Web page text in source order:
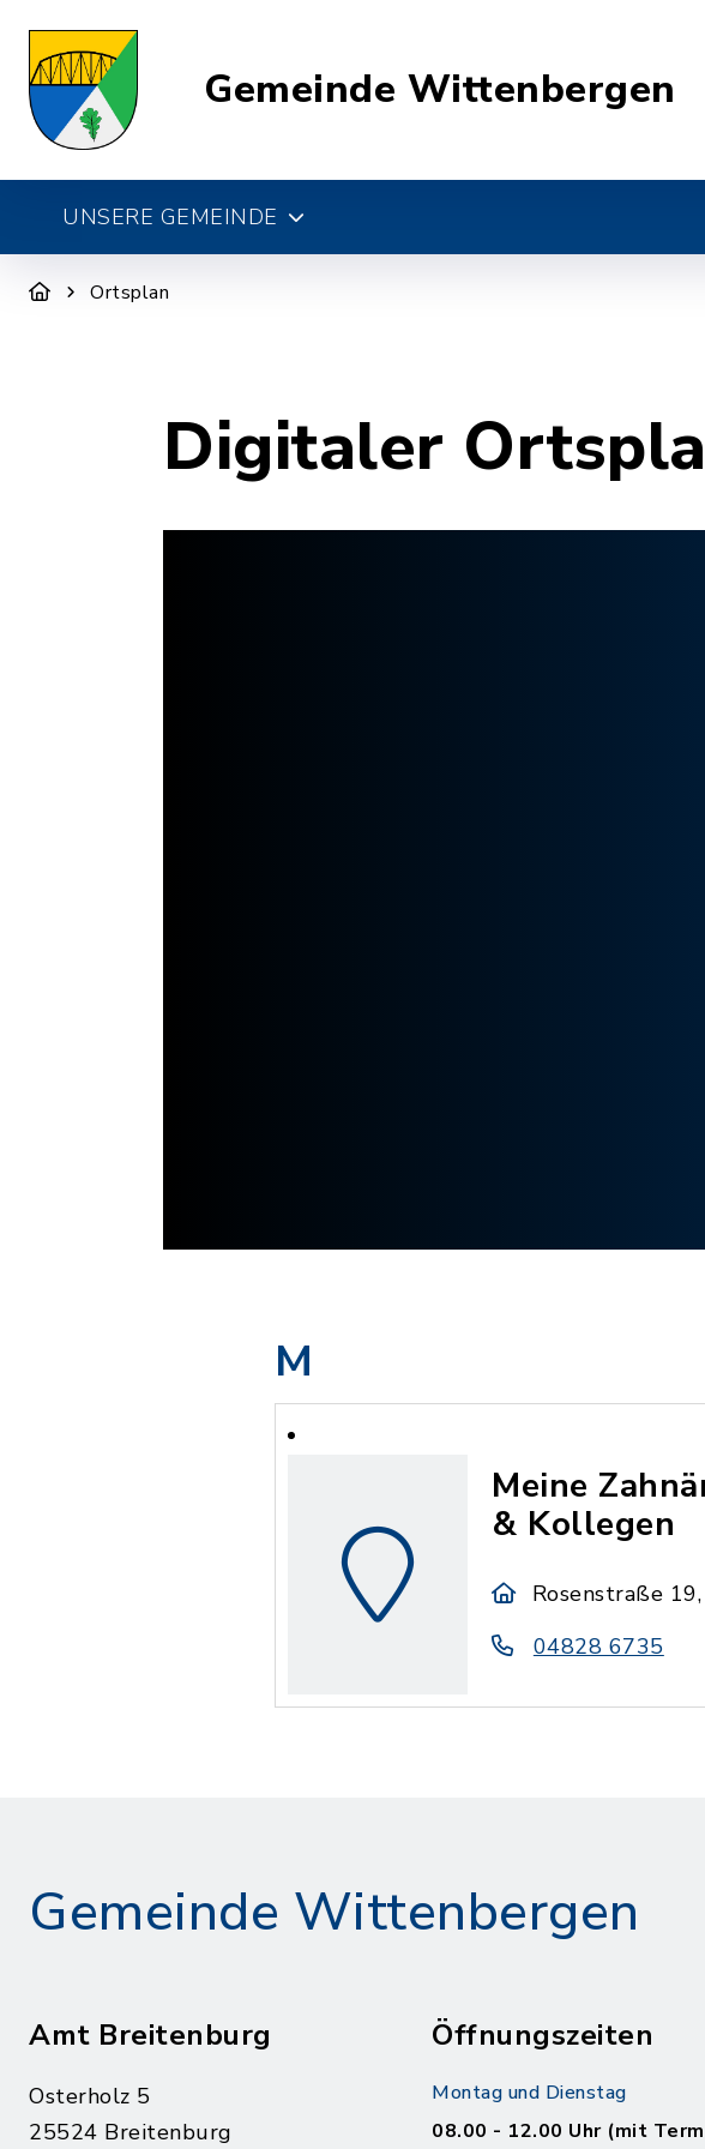
Gemeinde Wittenbergen
UNSERE GEMEINDE
Ortsplan
Digitaler
M
Meine
& Kollegen
Rosenstraße
04828 6735
Gemeinde Wittenbergen
Amt Breitenburg
Osterholz 5
25524 Breitenburg
Öffnungszeiten
Montag und Dienstag
08.00 - 12.00 Uhr (mit